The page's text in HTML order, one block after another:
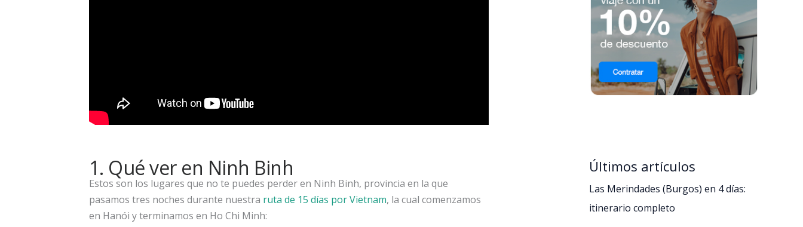
1. Qué ver en Ninh Binh
Estos son los lugares que no te puedes perder en Ninh Binh, provincia en la que
pasamos tres noches durante nuestra ruta de 15 días por Vietnam, la cual comenzamos
en Hanói y terminamos en Ho Chi Minh:
Últimos artículos
Las Merindades (Burgos) en 4 días:
itinerario completo